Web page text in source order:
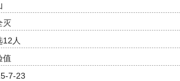
灭
12人
值
7-23